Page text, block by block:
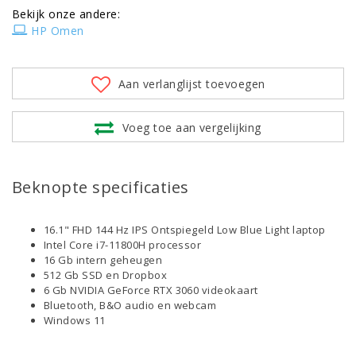
Bekijk onze andere:
HP Omen
Aan verlanglijst toevoegen
Voeg toe aan vergelijking
Beknopte specificaties
16.1" FHD 144 Hz IPS Ontspiegeld Low Blue Light laptop
Intel Core i7-11800H processor
16 Gb intern geheugen
512 Gb SSD en Dropbox
6 Gb NVIDIA GeForce RTX 3060 videokaart
Bluetooth, B&O audio en webcam
Windows 11